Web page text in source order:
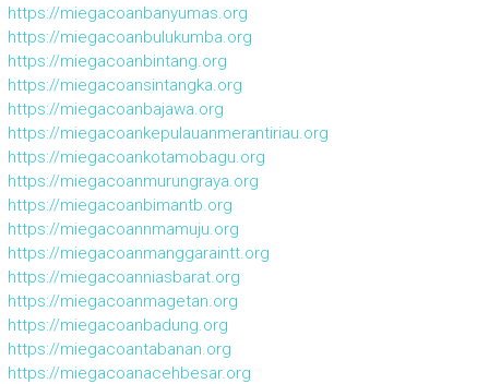
https://miegacoanbanyumas.org
https://miegacoanbulukumba.org
https://miegacoanbintang.org
https://miegacoansintangka.org
https://miegacoanbajawa.org
https://miegacoankepulauanmerantiriau.org
https://miegacoankotamobagu.org
https://miegacoanmurungraya.org
https://miegacoanbimantb.org
https://miegacoannmamuju.org
https://miegacoanmanggaraintt.org
https://miegacoanniasbarat.org
https://miegacoanmagetan.org
https://miegacoanbadung.org
https://miegacoantabanan.org
https://miegacoanacehbesar.org